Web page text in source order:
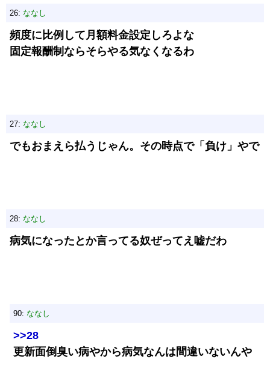
26: ななし
頻度に比例して月額料金設定しろよな
固定報酬制ならそらやる気なくなるわ
27: ななし
でもおまえら払うじゃん。その時点で「負け」やで
28: ななし
病気になったとか言ってる奴ぜってえ嘘だわ
90: ななし
>>28
更新面倒臭い病やから病気なんは間違いないんや